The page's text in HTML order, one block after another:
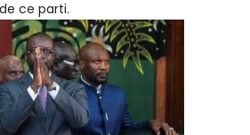
de ce parti.